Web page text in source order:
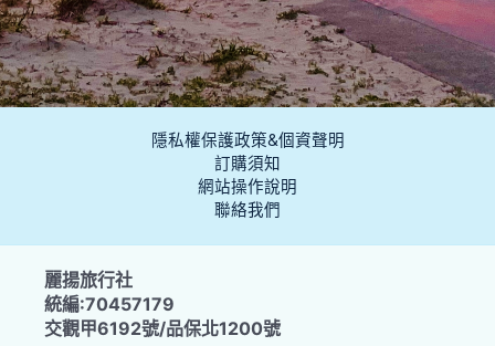
隱私權保護政策&個資聲明
訂購須知
網站操作說明
聯絡我們
麗揚旅行社
統編:70457179
交觀甲6192號/品保北1200號